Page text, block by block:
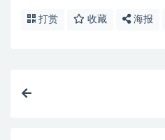
打赏 收藏 海报